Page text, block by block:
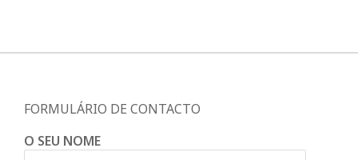
FORMULÁRIO DE CONTACTO
O SEU NOME